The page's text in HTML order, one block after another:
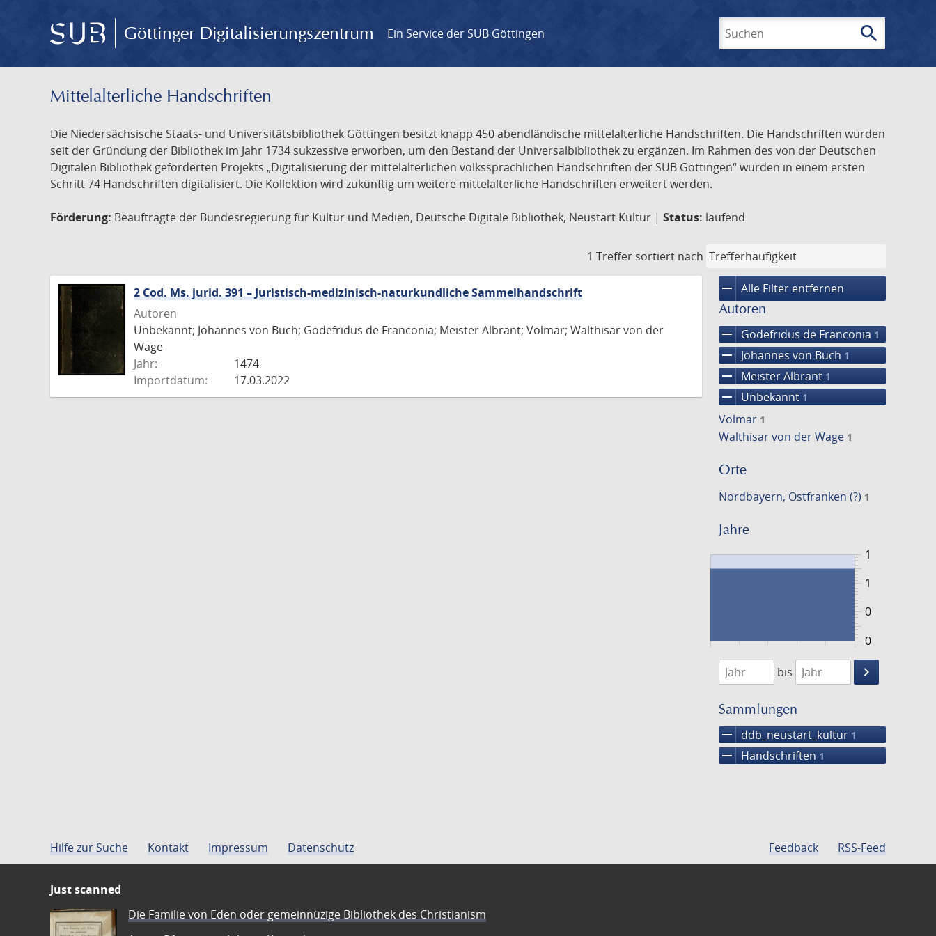
Göttinger Digitalisierungszentrum Ein Service der SUB Göttingen search
Mittelalterliche Handschriften
Die Niedersächsische Staats- und Universitätsbibliothek Göttingen besitzt knapp 450 abendländische mittelalterliche Handschriften. Die Handschriften wurden
seit der Gründung der Bibliothek im Jahr 1734 sukzessive erworben, um den Bestand der Universalbibliothek zu ergänzen. Im Rahmen des von der Deutschen
Digitalen Bibliothek geförderten Projekts „Digitalisierung der mittelalterlichen volkssprachlichen Handschriften der SUB Göttingen“ wurden in einem ersten
Schritt 74 Handschriften digitalisiert. Die Kollektion wird zukünftig um weitere mittelalterliche Handschriften erweitert werden.
Förderung: Beauftragte der Bundesregierung für Kultur und Medien, Deutsche Digitale Bibliothek, Neustart Kultur | Status: laufend
1 Treffer sortiert nach
remove Alle Filter entfernen
Autoren
remove Godefridus de Franconia 1
remove Johannes von Buch 1
remove Meister Albrant 1
remove Unbekannt 1
Volmar 1
Walthisar von der Wage 1
Orte
Nordbayern, Ostfranken (?) 1
Jahre
0
1
0
1
1474
1475
bis
keyboard_arrow_right
Suche
Sammlungen
remove ddb_neustart_kultur 1
remove Handschriften 1
2 Cod. Ms. jurid. 391 – Juristisch-medizinisch-naturkundliche Sammelhandschrift
Autoren
Unbekannt; Johannes von Buch; Godefridus de Franconia; Meister Albrant; Volmar; Walthisar von der
Wage
Jahr:
1474
Importdatum:
17.03.2022
Hilfe zur Suche Kontakt Impressum Datenschutz Feedback RSS-Feed
Just scanned
Die Familie von Eden oder gemeinnüzige Bibliothek des Christianism